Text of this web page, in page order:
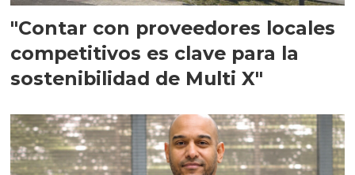
"Contar con proveedores locales
competitivos es clave para la
sostenibilidad de Multi X"